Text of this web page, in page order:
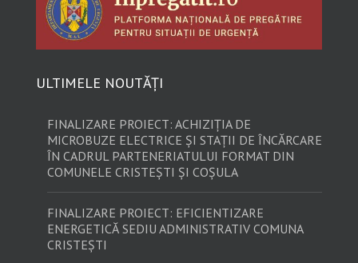
ULTIMELE NOUTĂȚI
FINALIZARE PROIECT: ACHIZIȚIA DE
MICROBUZE ELECTRICE ȘI STAȚII DE ÎNCĂRCARE
ÎN CADRUL PARTENERIATULUI FORMAT DIN
COMUNELE CRISTEȘTI ȘI COȘULA
FINALIZARE PROIECT: EFICIENTIZARE
ENERGETICĂ SEDIU ADMINISTRATIV COMUNA
CRISTEȘTI